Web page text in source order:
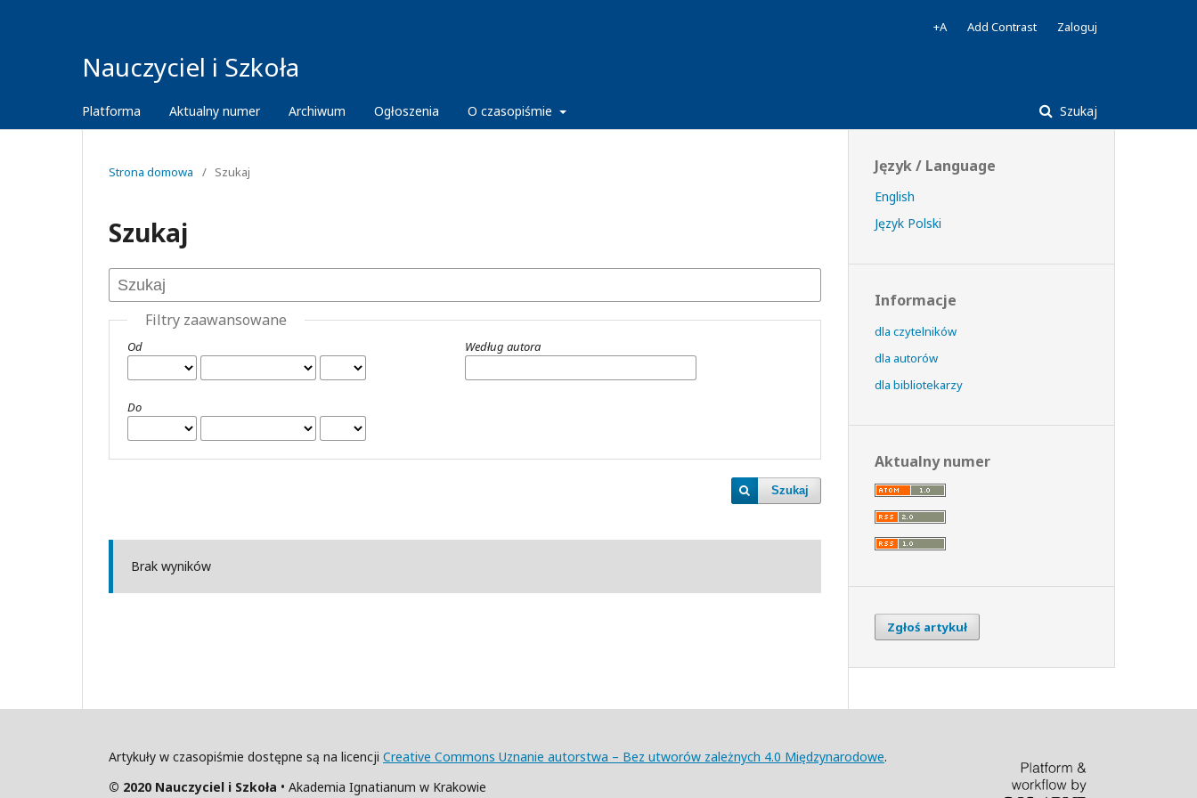
Nauczyciel i Szkoła
Platforma Aktualny numer Archiwum Ogłoszenia O czasopiśmie Szukaj
+A Add Contrast Zaloguj
Strona domowa / Szukaj
Szukaj
Filtry zaawansowane
Od
Do
Według autora
Szukaj
Brak wyników
Język / Language
English
Język Polski
Informacje
dla czytelników
dla autorów
dla bibliotekarzy
Aktualny numer
Zgłoś artykuł
Artykuły w czasopiśmie dostępne są na licencji Creative Commons Uznanie autorstwa – Bez utworów zależnych 4.0 Międzynarodowe.
© 2020 Nauczyciel i Szkoła • Akademia Ignatianum w Krakowie